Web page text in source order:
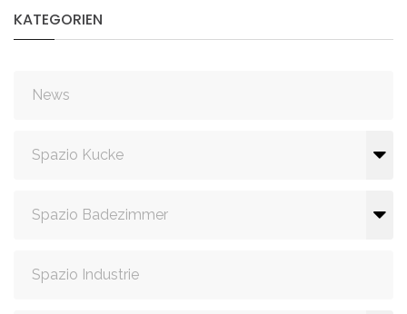
KATEGORIEN
News
Spazio Kucke
Spazio Badezimmer
Spazio Industrie